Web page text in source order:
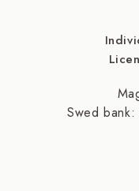
Swed